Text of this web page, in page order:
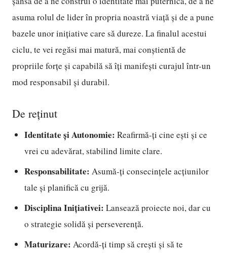
asuma rolul de lider în propria noastră viață și de a pune
bazele unor inițiative care să dureze. La finalul acestui
ciclu, te vei regăsi mai matură, mai conștientă de
propriile forțe și capabilă să îți manifești curajul într-un
mod responsabil și durabil.
De reținut
Identitate și Autonomie: Reafirmă-ți cine ești și ce
vrei cu adevărat, stabilind limite clare.
Responsabilitate: Asumă-ți consecințele acțiunilor
tale și planifică cu grijă.
Disciplina Inițiativei: Lansează proiecte noi, dar cu
o strategie solidă și perseverență.
Maturizare: Acordă-ți timp să crești și să te